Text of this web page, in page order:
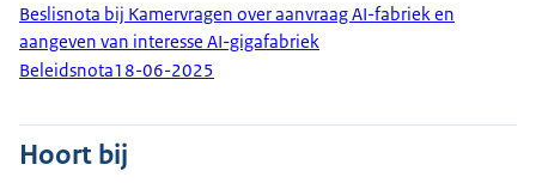
Beslisnota bij Kamervragen over aanvraag AI-fabriek en
aangeven van interesse AI-gigafabriek
Beleidsnota18-06-2025
Hoort bij